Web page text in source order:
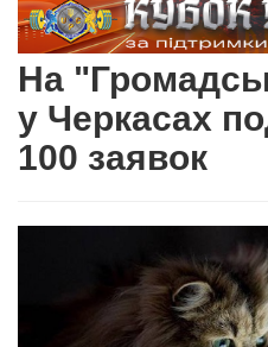
На
у Черкасах
100 заявок